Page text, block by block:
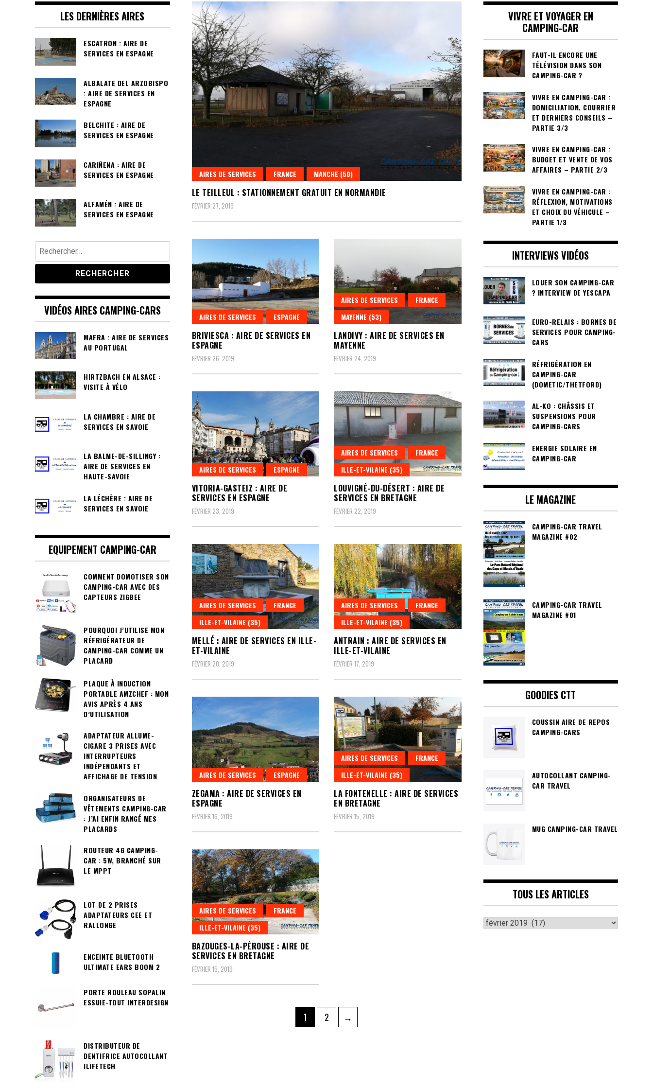
AIRES DE SERVICES FRANCE MANCHE (50)
LE TEILLEUL : STATIONNEMENT GRATUIT EN NORMANDIE
FÉVRIER 27, 2019
AIRES DE SERVICES ESPAGNE
BRIVIESCA : AIRE DE SERVICES EN
ESPAGNE
FÉVRIER 26, 2019
AIRES DE SERVICES
FRANCE
MAYENNE (53)
LANDIVY : AIRE DE SERVICES EN
MAYENNE
FÉVRIER 24, 2019
AIRES DE SERVICES ESPAGNE
VITORIA-GASTEIZ : AIRE DE
SERVICES EN ESPAGNE
FÉVRIER 23, 2019
AIRES DE SERVICES
FRANCE
ILLE-ET-VILAINE (35)
LOUVIGNÉ-DU-DÉSERT : AIRE DE
SERVICES EN BRETAGNE
FÉVRIER 22, 2019
AIRES DE SERVICES
FRANCE
ILLE-ET-VILAINE (35)
MELLÉ : AIRE DE SERVICES EN ILLE-
ET-VILAINE
FÉVRIER 20, 2019
AIRES DE SERVICES
FRANCE
ILLE-ET-VILAINE (35)
ANTRAIN : AIRE DE SERVICES EN
ILLE-ET-VILAINE
FÉVRIER 17, 2019
AIRES DE SERVICES ESPAGNE
ZEGAMA : AIRE DE SERVICES EN
ESPAGNE
FÉVRIER 16, 2019
AIRES DE SERVICES
FRANCE
ILLE-ET-VILAINE (35)
LA FONTENELLE : AIRE DE SERVICES
EN BRETAGNE
FÉVRIER 15, 2019
AIRES DE SERVICES
FRANCE
ILLE-ET-VILAINE (35)
BAZOUGES-LA-PÉROUSE : AIRE DE
SERVICES EN BRETAGNE
FÉVRIER 15, 2019
Page
1 Page
2 →
LES DERNIÈRES AIRES
ESCATRON : AIRE DE
SERVICES EN ESPAGNE
ALBALATE DEL ARZOBISPO
: AIRE DE SERVICES EN
ESPAGNE
BELCHITE : AIRE DE
SERVICES EN ESPAGNE
CARIÑENA : AIRE DE
SERVICES EN ESPAGNE
ALFAMÉN : AIRE DE
SERVICES EN ESPAGNE
Rechercher :
VIDÉOS AIRES CAMPING-CARS
MAFRA : AIRE DE SERVICES
AU PORTUGAL
HIRTZBACH EN ALSACE :
VISITE À VÉLO
LA CHAMBRE : AIRE DE
SERVICES EN SAVOIE
LA BALME-DE-SILLINGY :
AIRE DE SERVICES EN
HAUTE-SAVOIE
LA LÉCHÈRE : AIRE DE
SERVICES EN SAVOIE
EQUIPEMENT CAMPING-CAR
COMMENT DOMOTISER SON
CAMPING-CAR AVEC DES
CAPTEURS ZIGBEE
POURQUOI J’UTILISE MON
RÉFRIGÉRATEUR DE
CAMPING-CAR COMME UN
PLACARD
PLAQUE À INDUCTION
PORTABLE AMZCHEF : MON
AVIS APRÈS 4 ANS
D’UTILISATION
ADAPTATEUR ALLUME-
CIGARE 3 PRISES AVEC
INTERRUPTEURS
INDÉPENDANTS ET
AFFICHAGE DE TENSION
ORGANISATEURS DE
VÊTEMENTS CAMPING-CAR
: J’AI ENFIN RANGÉ MES
PLACARDS
ROUTEUR 4G CAMPING-
CAR : 5W, BRANCHÉ SUR
LE MPPT
LOT DE 2 PRISES
ADAPTATEURS CEE ET
RALLONGE
ENCEINTE BLUETOOTH
ULTIMATE EARS BOOM 2
PORTE ROULEAU SOPALIN
ESSUIE-TOUT INTERDESIGN
DISTRIBUTEUR DE
DENTIFRICE AUTOCOLLANT
ILIFETECH
VIVRE ET VOYAGER EN
CAMPING-CAR
FAUT-IL ENCORE UNE
TÉLÉVISION DANS SON
CAMPING-CAR ?
VIVRE EN CAMPING-CAR :
DOMICILIATION, COURRIER
ET DERNIERS CONSEILS –
PARTIE 3/3
VIVRE EN CAMPING-CAR :
BUDGET ET VENTE DE VOS
AFFAIRES – PARTIE 2/3
VIVRE EN CAMPING-CAR :
RÉFLEXION, MOTIVATIONS
ET CHOIX DU VÉHICULE –
PARTIE 1/3
INTERVIEWS VIDÉOS
LOUER SON CAMPING-CAR
? INTERVIEW DE YESCAPA
EURO-RELAIS : BORNES DE
SERVICES POUR CAMPING-
CARS
RÉFRIGÉRATION EN
CAMPING-CAR
(DOMETIC/THETFORD)
AL-KO : CHÂSSIS ET
SUSPENSIONS POUR
CAMPING-CARS
ENERGIE SOLAIRE EN
CAMPING-CAR
LE MAGAZINE
CAMPING-CAR TRAVEL
MAGAZINE #02
CAMPING-CAR TRAVEL
MAGAZINE #01
GOODIES CTT
COUSSIN AIRE DE REPOS
CAMPING-CARS
AUTOCOLLANT CAMPING-
CAR TRAVEL
MUG CAMPING-CAR TRAVEL
TOUS LES ARTICLES
Tous